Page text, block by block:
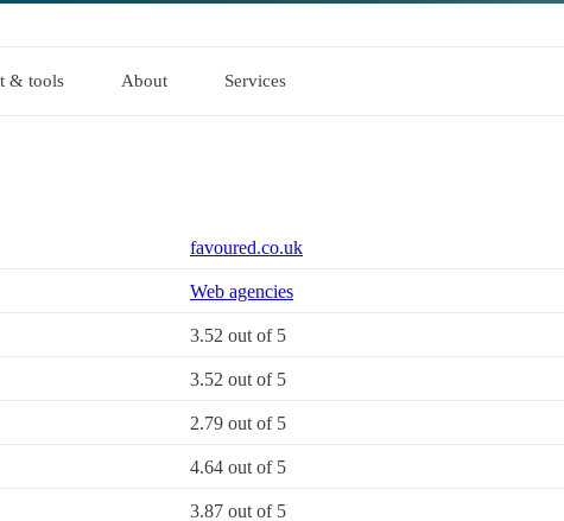
& tools About Services
favoured.co.uk
Web agencies
3.52 out of 5
3.52 out of 5
2.79 out of 5
4.64 out of 5
3.87 out of 5